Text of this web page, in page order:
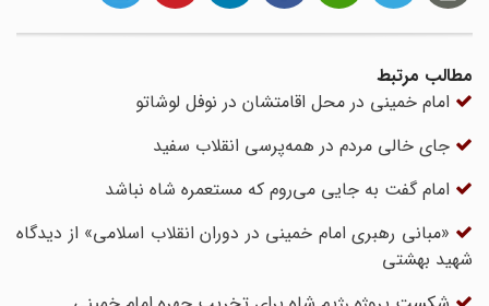
مطالب مرتبط
امام خمینی در محل اقامتشان در نوفل لوشاتو
جای خالی مردم در همه‌پرسی‌ انقلاب سفید
امام گفت به جایی می‌روم که مستعمره شاه نباشد
«مبانی رهبری امام خمینی در دوران انقلاب اسلامی» از دیدگاه
شهید بهشتی